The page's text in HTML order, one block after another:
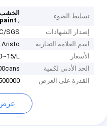
تسليط الضوء
الخشب
,
إصدار الشهادات
SGS
اسم العلامة التجارية
Aristo
الأسعار
L
الحد الأدنى لكمية
القدرة على العرض
3500000 قطع
عرض